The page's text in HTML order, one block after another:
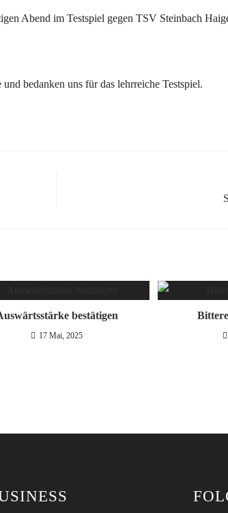
Abend im Testspiel gegen TSV Steinbach
bedanken uns für das lehrreiche Testspiel.
bestätigen
17 Mai, 2025